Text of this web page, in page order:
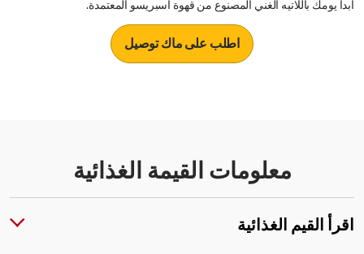
ابدأ يومك باللاتيه الغني المصنوع من قهوة اسبريسو المعتمدة.
اطلب على ماك توصيل
معلومات القيمة الغذائية
اقرأ القيم الغذائية